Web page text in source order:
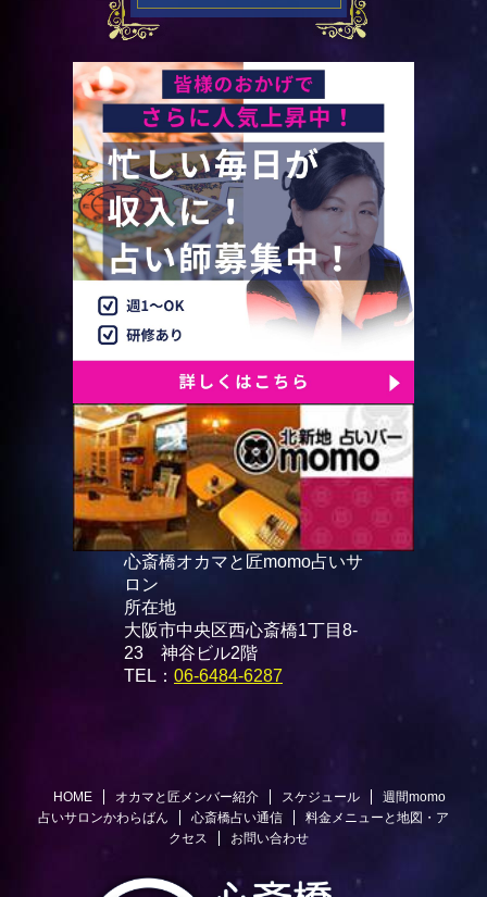
心斎橋オカマと匠momo占いサ
ロン
所在地
大阪市中央区西心斎橋1丁目8-
23 神谷ビル2階
TEL： 06-6484-6287
HOME オカマと匠メンバー紹介 スケジュール
週間momo
占いサロンかわらばん
心斎橋占い通信
料金メニューと地図・ア
クセス
お問い合わせ